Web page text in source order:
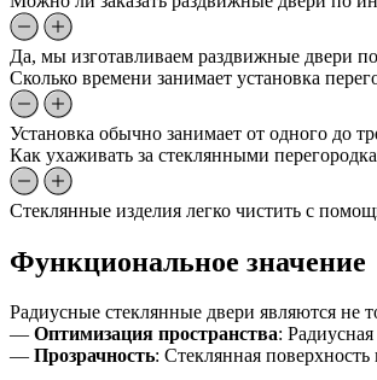
Да, мы изготавливаем раздвижные двери
Сколько времени занимает установка
Установка обычно занимает от одного до
Как ухаживать за стеклянными
Стеклянные изделия легко чистить с
Функциональное значение
Радиусные стеклянные двери являются
— Оптимизация пространства:
— Прозрачность: Стеклянная